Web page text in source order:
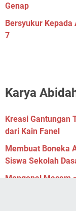
Genap
Bersyukur Kepada
7
Karya
Kreasi Gantungan
dari Kain Fanel
Membuat Boneka
Siswa Sekolah
Mengenal Macam